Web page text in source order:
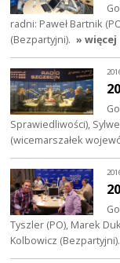
radni: Paweł Bartnik
(Bezpartyjni). » więcej
Sprawiedliwości),
(wicemarszałek
Tyszler (PO), Marek
Kolbowicz (Bezpartyjni).